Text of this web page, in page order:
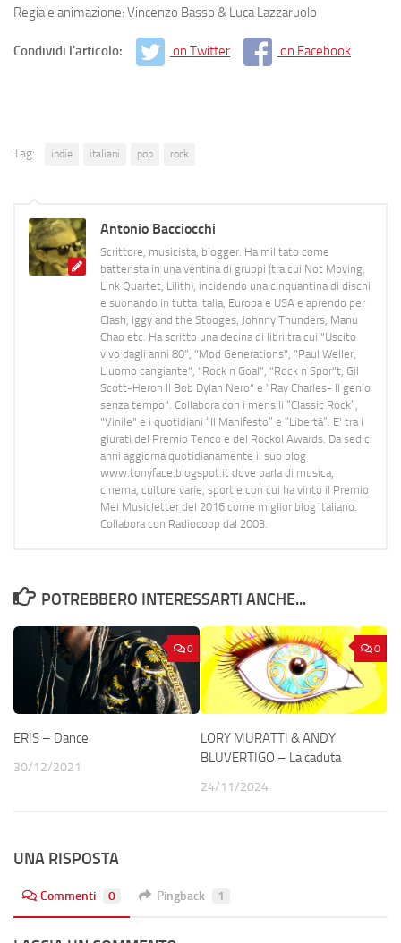
Regia e animazione: Vincenzo Basso & Luca Lazzaruolo
Condividi l'articolo: on Twitter on Facebook
Tag: indie italiani pop rock
Antonio Bacciocchi
Scrittore, musicista, blogger. Ha militato come
batterista in una ventina di gruppi (tra cui Not Moving,
Link Quartet, Lilith), incidendo una cinquantina di dischi
e suonando in tutta Italia, Europa e USA e aprendo per
Clash, Iggy and the Stooges, Johnny Thunders, Manu
Chao etc. Ha scritto una decina di libri tra cui "Uscito
vivo dagli anni 80", "Mod Generations", "Paul Weller,
L’uomo cangiante", "Rock n Goal", "Rock n Spor"t, Gil
Scott-Heron Il Bob Dylan Nero" e "Ray Charles- Il genio
senza tempo". Collabora con i mensili “Classic Rock”,
"Vinile" e i quotidiani “Il Manifesto” e “Libertà”. E' tra i
giurati del Premio Tenco e del Rockol Awards. Da sedici
anni aggiorna quotidianamente il suo blog
www.tonyface.blogspot.it dove parla di musica,
cinema, culture varie, sport e con cui ha vinto il Premio
Mei Musicletter del 2016 come miglior blog italiano.
Collabora con Radiocoop dal 2003.
POTREBBERO INTERESSARTI ANCHE...
0
ERIS – Dance
30/12/2021
0
LORY MURATTI & ANDY
BLUVERTIGO – La caduta
24/11/2024
UNA RISPOSTA
Commenti 0 Pingback 1